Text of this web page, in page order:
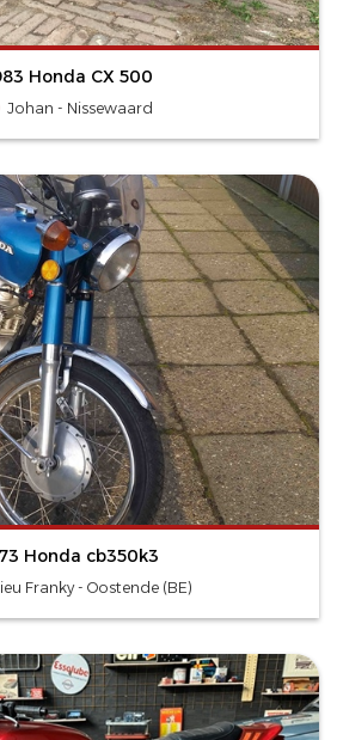
Honda CX 500
Johan - Nissewaard
Honda cb350k3
Franky - Oostende (BE)